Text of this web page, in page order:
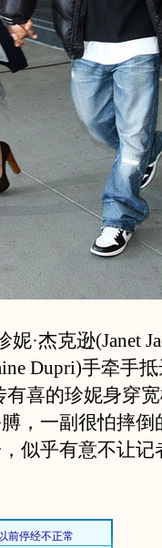
杰克逊(Janet
Dupri)手牵手
有喜的珍妮身穿
，一副很怕摔倒
似乎有意不让记